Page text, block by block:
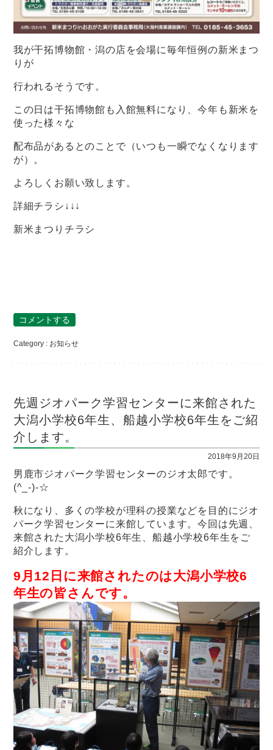
我が干拓博物館・潟の店を会場に毎年恒例の新米まつ
りが
行われるそうです。
この日は干拓博物館も入館無料になり、今年も新米を
使った様々な
配布品があるとのことで（いつも一瞬でなくなります
が）。
よろしくお願い致します。
詳細チラシ↓↓↓
新米まつりチラシ
コメントする
Category : お知らせ
先週ジオパーク学習センターに来館された
大潟小学校6年生、船越小学校6年生をご紹
介します。
2018年9月20日
男鹿市ジオパーク学習センターのジオ太郎です。
(^_-)-☆
秋になり、多くの学校が理科の授業などを目的にジオ
パーク学習センターに来館しています。今回は先週、
来館された大潟小学校6年生、船越小学校6年生をご
紹介します。
9月12日に来館されたのは大潟小学校6
年生の皆さんです。